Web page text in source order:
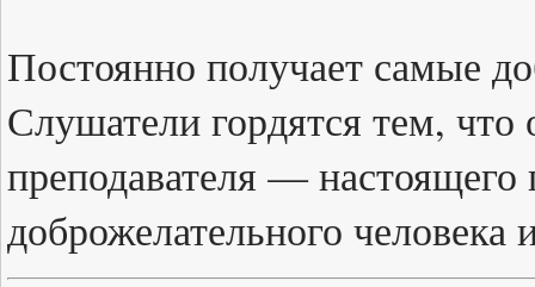
Постоянно получает самые
Слушатели гордятся тем, что
преподавателя — настоящего
доброжелательного человека